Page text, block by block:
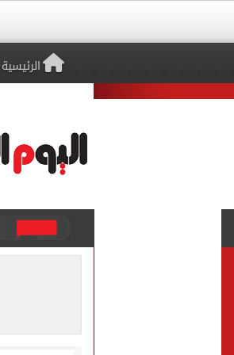
الرئيسية